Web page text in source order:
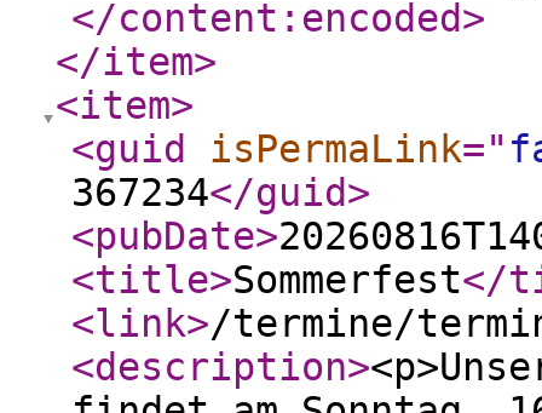
</content:encoded>
</item>
<item>
<guid
isPermaLink="
367234</guid>
<pubDate>
<title>Sommerfest</
<link>/termine/
<description>